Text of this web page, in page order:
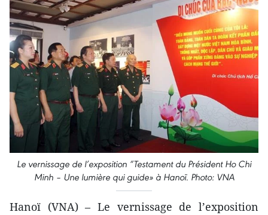
Le vernissage de l’exposition “Testament du Président Ho Chi
Minh – Une lumière qui guide» à Hanoï. Photo: VNA
Hanoï (VNA) – Le vernissage de l’exposition